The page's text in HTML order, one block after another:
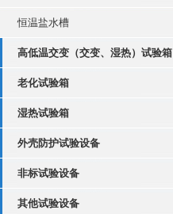
恒温盐水槽
高低温交变（交变、湿热）试验箱
老化试验箱
湿热试验箱
外壳防护试验设备
非标试验设备
其他试验设备